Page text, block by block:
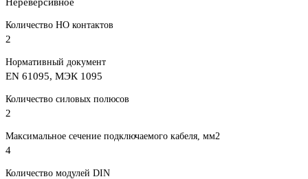
Количество НО контактов
2
Нормативный документ
EN 61095, МЭК 1095
Количество силовых полюсов
2
Максимальное сечение подключаемого кабеля, мм2
4
Количество модулей DIN